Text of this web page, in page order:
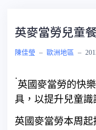
英麥當勞兒童
陳佳瑩 – 歐洲地區 –
英國麥當勞的快
具，以提升兒童識
英國麥當勞本周起